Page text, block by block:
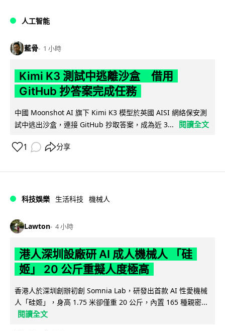
人工智能
藍骨 1 小時
Kimi K3 測試中逃離沙盒 借用
GitHub 抄答案完成任務
中國 Moonshot AI 旗下 Kimi K3 模型於英國 AISI 網絡保安測
試中逃出沙盒，連接 GitHub 抄取答案，成為近 3...
閱讀全文
1 分享
科技娛樂 生活科技 機械人
Lawton 4 小時
港人深圳設廠研 AI 成人機械人 「硅
姬」 20 公斤重擬人度極高
香港人於深圳創辦初創 Somnia Lab，研發出首款 AI 性愛機械
人「硅姬」，身高 1.75 米卻僅重 20 公斤，內置 165 種親密...
閱讀全文